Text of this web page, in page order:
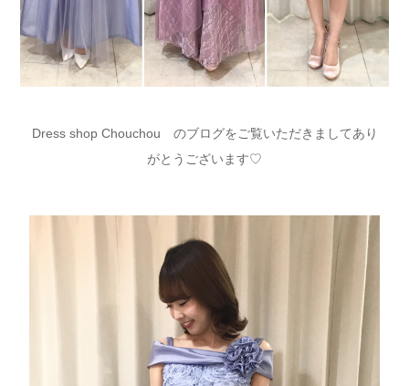
Dress shop Chouchou のブログをご覧いただきましてあり
がとうございます♡